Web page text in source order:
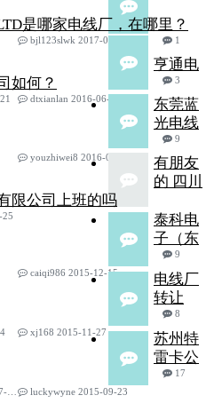
是哪家电线厂，在哪里？
1
bjl123slwk 2017-02-10
亨通电
如何？
3
dtxianlan 2016-06-27
东莞蓝
光电线
9
youzhiwei8 2016-06-10
有朋友
的 四川
限公司上班的吗
25
泰科电
子（东
9
caiqi986 2015-12-15
电线厂
转让
8
xj168 2015-11-27
苏州特
雷卡公
17
luckywyne 2015-09-23